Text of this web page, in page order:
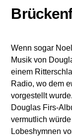
Wenn sogar
Musik von
einem
Radio, wo dem
vorgestellt
Douglas Firs-
vermutlich
Lobeshymnen